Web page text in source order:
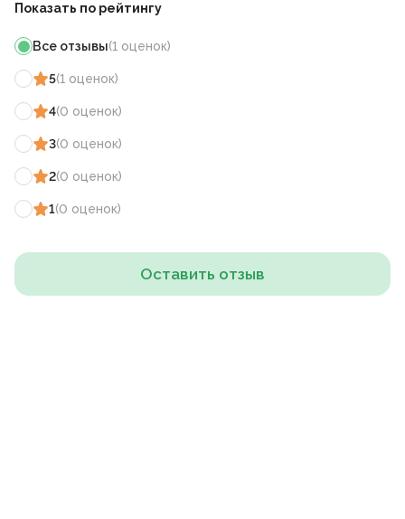
Показать по рейтингу
Все отзывы(1 оценок)
5(1 оценок)
4(0 оценок)
3(0 оценок)
2(0 оценок)
1(0 оценок)
Оставить отзыв